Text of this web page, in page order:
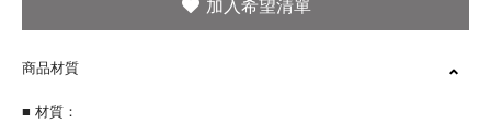
商品材質
■ 材質：